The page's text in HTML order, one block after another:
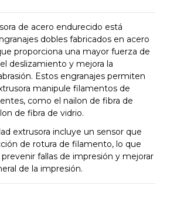
de acero endurecido está
dobles fabricados en acero
proporciona una mayor fuerza de
deslizamiento y mejora la
Estos engranajes permiten
manipule filamentos de
como el nailon de fibra de
de fibra de vidrio.
extrusora incluye un sensor que
de rotura de filamento, lo que
fallas de impresión y mejorar
de la impresión.